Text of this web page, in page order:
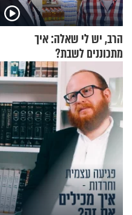
הרב, יש לי שאלה: איך
מתכוננים לשבת?